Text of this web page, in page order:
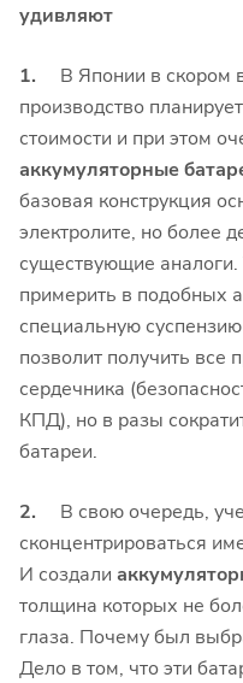
удивляют
1.
В Японии в скором
производство
стоимости и при этом
аккумуляторные
базовая конструкция
электролите, но более
существующие
примерить в подобных
специальную
позволит получить все
сердечника
КПД), но в разы
батареи.
2. В свою очередь,
сконцентрироваться
И создали
толщина которых не
глаза. Почему был
Дело в том, что эти